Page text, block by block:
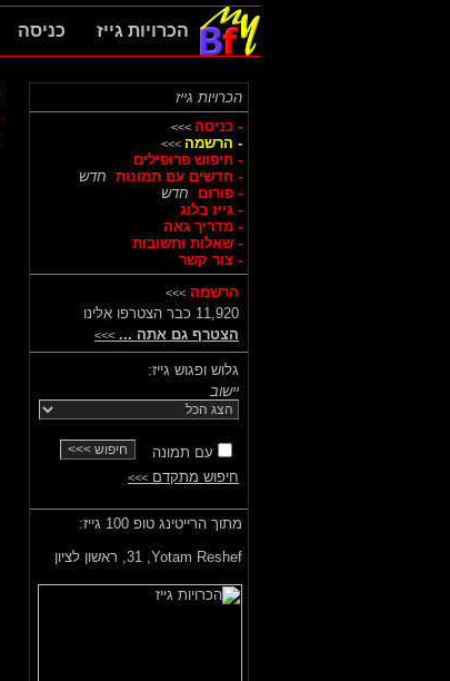
הכרויות גייז כניסה
הכרויות גייז
- כניסה >>>
- הרשמה >>>
- חיפוש פרופילים
- חדשים עם תמונות חדש
- פורום
חדש
- גייז בלוג
- מדריך גאה
- שאלות ותשובות
- צור קשר
הרשמה >>>
11,920 כבר הצטרפו אלינו
הצטרף גם אתה ... >>>
גלוש ופגוש גייז:
יישוב
עם תמונה
חיפוש מתקדם >>>
מתוך הרייטינג טופ 100 גייז:
Yotam Reshef, 31, ראשון לציון